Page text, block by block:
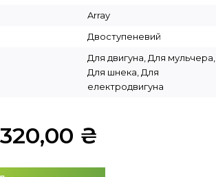
Array
Двоступеневий
Для двигуна, Для мульчера,
Для шнека, Для
електродвигуна
₴